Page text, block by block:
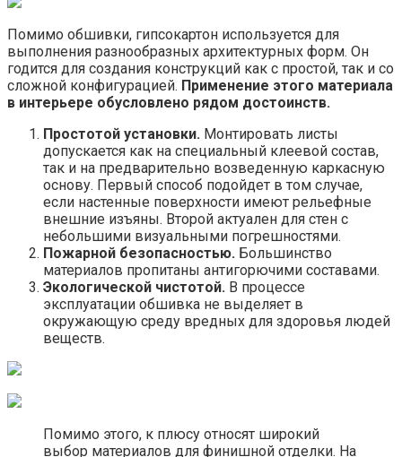
Помимо обшивки, гипсокартон используется для
выполнения разнообразных архитектурных форм. Он
годится для создания конструкций как с простой, так и со
сложной конфигурацией. Применение этого материала
в интерьере обусловлено рядом достоинств.
Простотой установки. Монтировать листы
допускается как на специальный клеевой состав,
так и на предварительно возведенную каркасную
основу. Первый способ подойдет в том случае,
если настенные поверхности имеют рельефные
внешние изъяны. Второй актуален для стен с
небольшими визуальными погрешностями.
Пожарной безопасностью. Большинство
материалов пропитаны антигорючими составами.
Экологической чистотой. В процессе
эксплуатации обшивка не выделяет в
окружающую среду вредных для здоровья людей
веществ.
Помимо этого, к плюсу относят широкий
выбор материалов для финишной отделки. На